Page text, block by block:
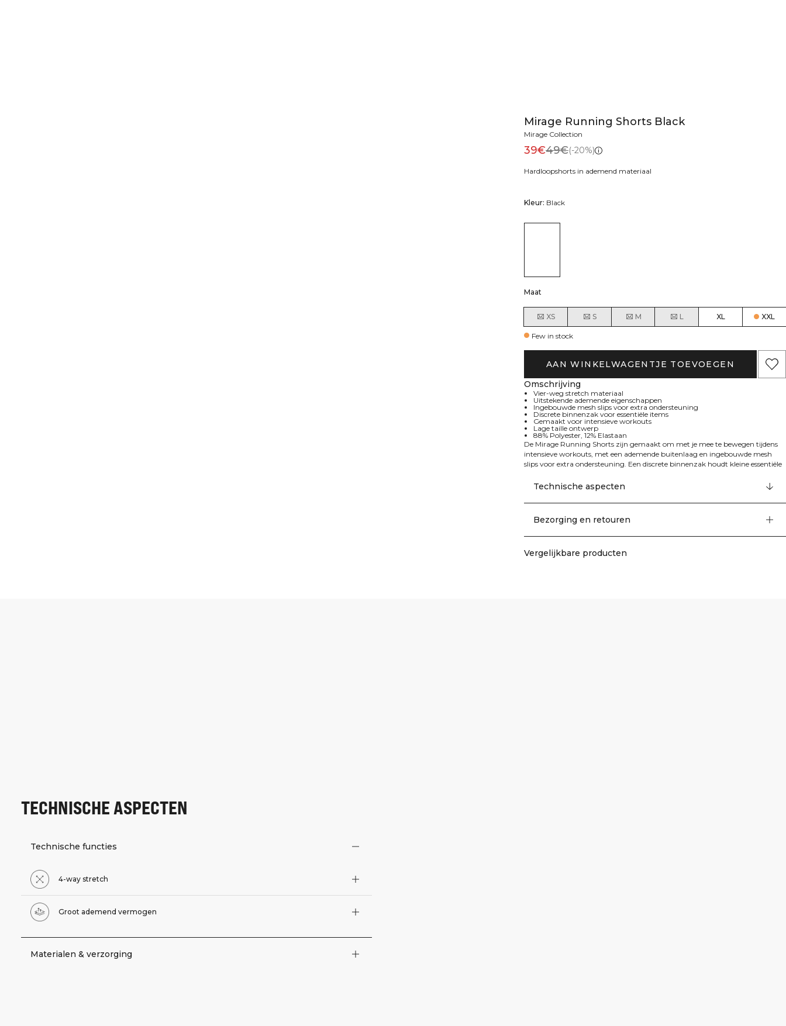
Mirage Running Shorts Black
Mirage Collection
39€49€(-20%)
Hardloopshorts in ademend materiaal
Kleur: Black
Maat
XS S M L XL XXL
Few in stock
AAN WINKELWAGENTJE TOEVOEGEN
Omschrijving
Vier-weg stretch materiaal
Uitstekende ademende eigenschappen
Ingebouwde mesh slips voor extra ondersteuning
Discrete binnenzak voor essentiële items
Gemaakt voor intensieve workouts
Lage taille ontwerp
88% Polyester, 12% Elastaan
De Mirage Running Shorts zijn gemaakt om met je mee te bewegen tijdens
intensieve workouts, met een ademende buitenlaag en ingebouwde mesh
slips voor extra ondersteuning. Een discrete binnenzak houdt kleine essentiële
Spandex
Technische aspecten
Bezorging en retouren
Vergelijkbare producten
TECHNISCHE ASPECTEN
Technische functies
4-way stretch
Groot ademend vermogen
Materialen & verzorging